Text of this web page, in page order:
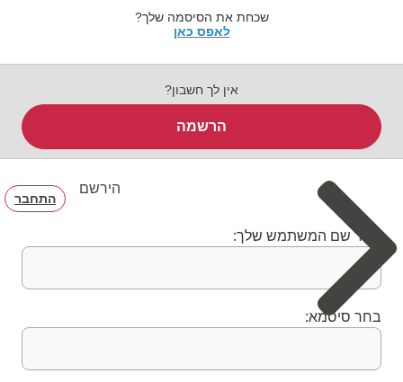
שכחת את הסיסמה שלך?
לאפס כאן
אין לך חשבון?
הרשמה
הירשם
התחבר
בחר שם המשתמש שלך:
בחר סיסמא: